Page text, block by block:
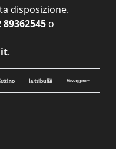
disposizione.
89362545 o
.